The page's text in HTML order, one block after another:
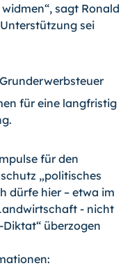
sagt Ronald
sei
für eine langfristig
für den
„politisches
dürfe hier – etwa im
- nicht
überzogen